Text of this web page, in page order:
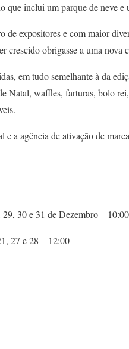
inclui um parque de neve e
expositores e com maior
obrigasse a uma nova
em tudo semelhante à da
Natal, waffles, farturas, bolo
a agência de ativação de
30 e 31 de Dezembro – 10:00
27 e 28 – 12:00